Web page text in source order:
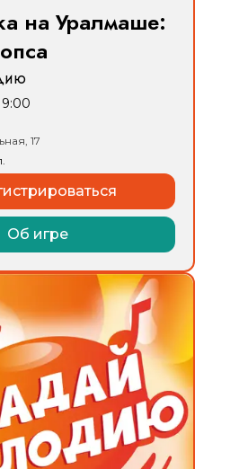
на Уралмаше:
17
Об игре